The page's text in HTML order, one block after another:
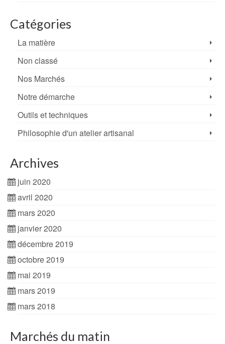
Catégories
La matière
Non classé
Nos Marchés
Notre démarche
Outils et techniques
Philosophie d'un atelier artisanal
Archives
juin 2020
avril 2020
mars 2020
janvier 2020
décembre 2019
octobre 2019
mai 2019
mars 2019
mars 2018
Marchés du matin